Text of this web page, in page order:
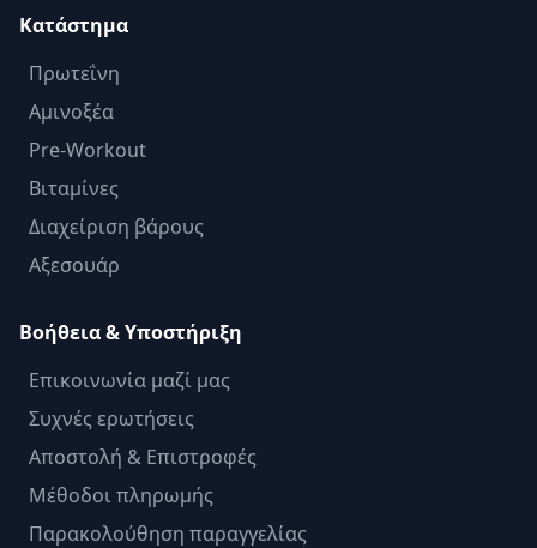
Κατάστημα
Πρωτεΐνη
Αμινοξέα
Pre-Workout
Βιταμίνες
Διαχείριση βάρους
Αξεσουάρ
Βοήθεια & Υποστήριξη
Επικοινωνία μαζί μας
Συχνές ερωτήσεις
Αποστολή & Επιστροφές
Μέθοδοι πληρωμής
Παρακολούθηση παραγγελίας